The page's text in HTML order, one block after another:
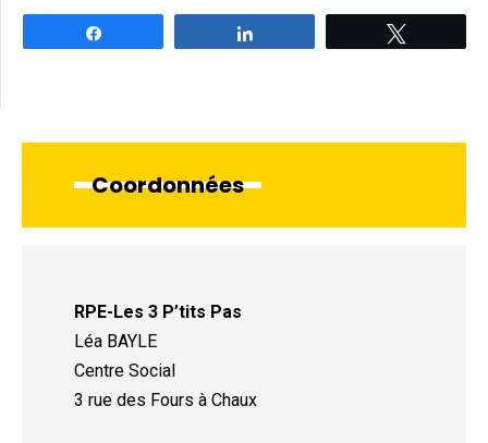
Coordonnées
RPE-Les 3 P’tits Pas
Léa BAYLE
Centre Social
3 rue des Fours à Chaux